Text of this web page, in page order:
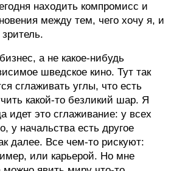
находить компромисс и
между тем, чего хочу я, и
а не какое-нибудь
шведское кино. Тут так
сглаживать углы, что есть
какой-то безликий шар. Я
идет это сглаживание: у всех
у начальства есть другое
далее. Все чем-то рискуют:
или карьерой. Но мне